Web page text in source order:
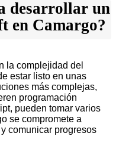
desarrollar un
en Camargo?
la complejidad del
estar listo en unas
más complejas,
programación
pueden tomar varios
se compromete a
comunicar progresos